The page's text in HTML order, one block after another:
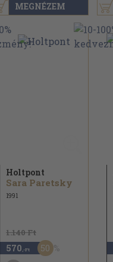
MEGNÉZEM
Holtpont
Sara Paretsky
1991
1.140 Ft
570 ,-Ft 50